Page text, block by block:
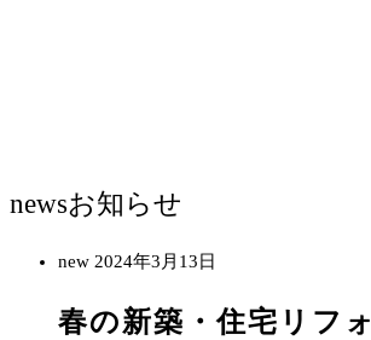
newsお知らせ
new 2024年3月13日
春の新築・住宅リフ